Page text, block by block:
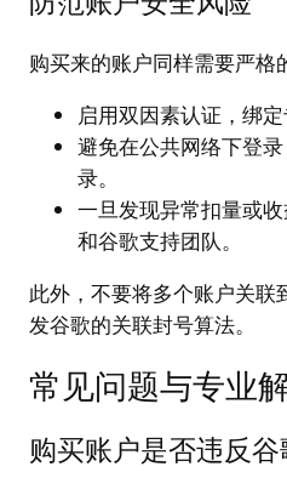
购买来的账户同样需要严格
启用双因素认证，绑
避免在公共网络下登
录。
一旦发现异常扣量或
和谷歌支持团队。
此外，不要将多个账户关联
发谷歌的关联封号算法。
常见问题与专业
购买账户是否违反谷